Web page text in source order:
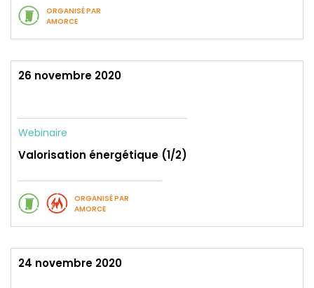
ORGANISÉ PAR
AMORCE
26 novembre 2020
Webinaire
Valorisation énergétique (1/2)
ORGANISÉ PAR
AMORCE
24 novembre 2020